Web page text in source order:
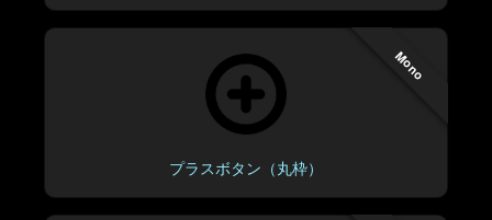
Mono
プラスボタン（丸枠）